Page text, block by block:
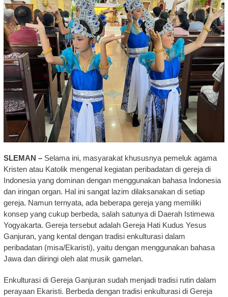
SLEMAN –Selama ini, masyarakat khususnya pemeluk agama
Kristen atau Katolik mengenal kegiatan peribadatan di gereja di
Indonesia yang dominan dengan menggunakan bahasa Indonesia
dan iringan organ. Hal ini sangat lazim dilaksanakan di setiap
gereja. Namun ternyata, ada beberapa gereja yang memiliki
konsep yang cukup berbeda, salah satunya di Daerah Istimewa
Yogyakarta. Gereja tersebut adalah Gereja Hati Kudus Yesus
Ganjuran, yang kental dengan tradisi enkulturasi dalam
peribadatan (misa/Ekaristi), yaitu dengan menggunakan bahasa
Jawa dan diiringi oleh alat musik gamelan.
Enkulturasi di Gereja Ganjuran sudah menjadi tradisi rutin dalam
perayaan Ekaristi. Berbeda dengan tradisi enkulturasi di Gereja